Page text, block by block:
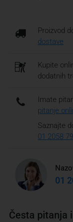
Proizvod
dostave
Kupite
dodatnih
Imate
pitanje
Saznajte
01 2058
01
Česta pitanja